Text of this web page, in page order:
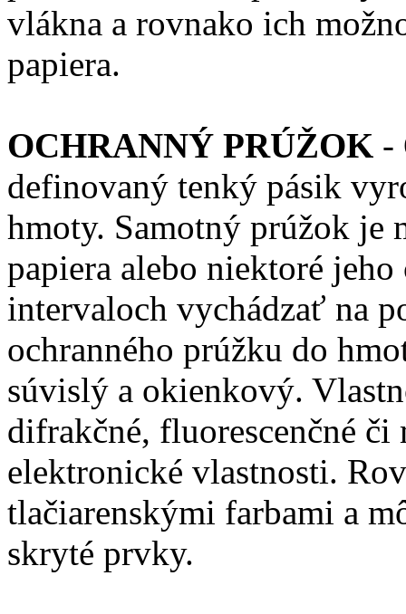
vlákna a rovnako ich
papiera.
OCHRANNÝ PRÚŽOK -
definovaný tenký pásik
hmoty. Samotný prúžok je
papiera alebo niektoré
intervaloch vychádzať na
ochranného prúžku do
súvislý a okienkový.
difrakčné, fluorescenčné či
elektronické vlastnosti.
tlačiarenskými farbami a
skryté prvky.